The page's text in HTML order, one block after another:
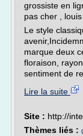
grossiste en
pas cher ,
Le style
marque deux
floraison,
sentiment de
Lire la suite
Site : http://
Thèmes liés :